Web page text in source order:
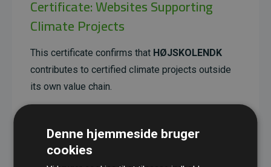
Certificate: Websites Supporting
Climate Projects
This certificate confirms that HØJSKOLENDK
contributes to certified climate projects outside
its own value chain.
effect that, on average, corresponds to twice the
estimated emissions of the website.
Denne hjemmeside bruger
cookies